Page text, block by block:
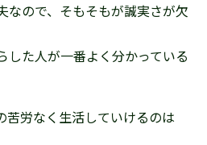
なので、そもそもが誠実さが欠
した人が一番よく分かっている
苦労なく生活していけるのは